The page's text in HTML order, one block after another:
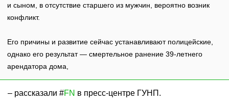
и сыном, в отсутствие старшего из мужчин, вероятно возник
конфликт.
Его причины и развитие сейчас устанавливают полицейские,
однако его результат — смертельное ранение 39-летнего
арендатора дома,
– рассказали #FN в пресс-центре ГУНП.